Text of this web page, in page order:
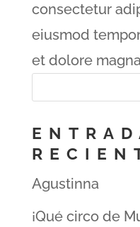
consectetur
eiusmod
et dolore
Agustinna
¡Qué circo de